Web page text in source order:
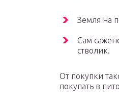
Земля на
Сам
стволик.
От покупки
покупать в